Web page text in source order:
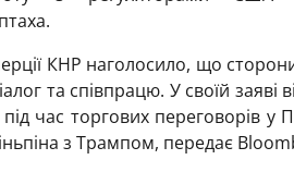
КНР наголосило, що
та співпрацю. У своїй заяві
час торгових переговорів у
з Трампом, передає